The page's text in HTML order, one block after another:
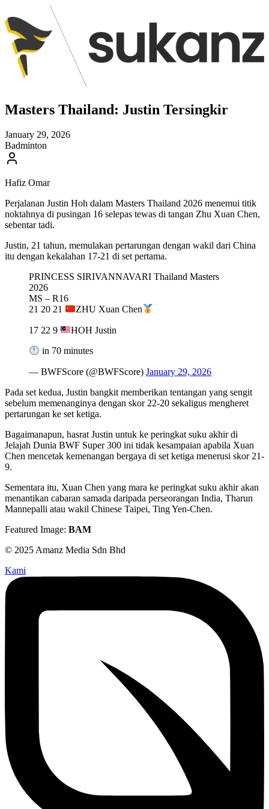
Masters Thailand: Justin Tersingkir
January 29, 2026
Badminton
Hafiz Omar
Perjalanan Justin Hoh dalam Masters Thailand 2026 menemui titik
noktahnya di pusingan 16 selepas tewas di tangan Zhu Xuan Chen,
sebentar tadi.
Justin, 21 tahun, memulakan pertarungan dengan wakil dari China
itu dengan kekalahan 17-21 di set pertama.
PRINCESS SIRIVANNAVARI Thailand Masters
2026
MS – R16
21 20 21
ZHU Xuan Chen
17 22 9 HOH Justin
in 70 minutes
— BWFScore (@BWFScore) January 29, 2026
Pada set kedua, Justin bangkit memberikan tentangan yang sengit
sebelum memenanginya dengan skor 22-20 sekaligus mengheret
pertarungan ke set ketiga.
Bagaimanapun, hasrat Justin untuk ke peringkat suku akhir di
Jelajah Dunia BWF Super 300 ini tidak kesampaian apabila Xuan
Chen mencetak kemenangan bergaya di set ketiga menerusi skor 21-
9.
Sementara itu, Xuan Chen yang mara ke peringkat suku akhir akan
menantikan cabaran samada daripada perseorangan India, Tharun
Mannepalli atau wakil Chinese Taipei, Ting Yen-Chen.
Featured Image: BAM
© 2025 Amanz Media Sdn Bhd
Kami